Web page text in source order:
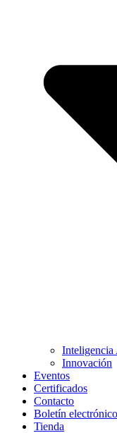
Innovación
Eventos
Certificados
Contacto
Boletín electrónico
Tienda